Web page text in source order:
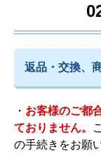
返品・交換、
・ お客様のご都
ておりません。
の手続きをお願